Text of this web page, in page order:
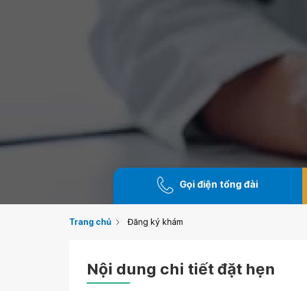
Gọi điện tổng đài
Trang chủ Đăng ký khám
Nội dung chi tiết đặt hẹn